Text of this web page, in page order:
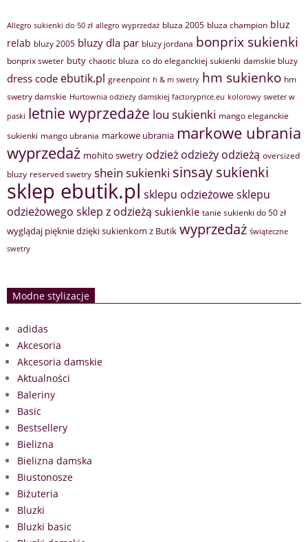
Allegro sukienki do 50 zł allegro wyprzedaż bluza 2005 bluza champion bluz
relab bluzy 2005 bluzy dla par bluzy jordana bonprix sukienki
bonprix sweter buty chaotic bluza co do eleganckiej sukienki damskie bluzy
dress code ebutik.pl greenpoint h & m swetry hm sukienko hm
swetry damskie Hurtownia odzieży damskiej factoryprice.eu kolorowy sweter w
paski letnie wyprzedaże lou sukienki mango eleganckie
sukienki mango ubrania markowe ubrania markowe ubrania
wyprzedaż mohito swetry odzież odzieży odzieżą oversized
bluzy reserved swetry shein sukienki sinsay sukienki
sklep ebutik.pl sklepu odzieżowesklepu
odzieżowego sklep z odzieżą sukienkie tanie sukienki do 50 zł
wyglądaj pięknie dzięki sukienkom z Butik wyprzedaż świąteczne
swetry
Modne stylizacje
adidas
Akcesoria
Akcesoria damskie
Aktualności
Baleriny
Basic
Bestsellery
Bielizna
Bielizna damska
Biustonosze
Biżuteria
Bluzki
Bluzki basic